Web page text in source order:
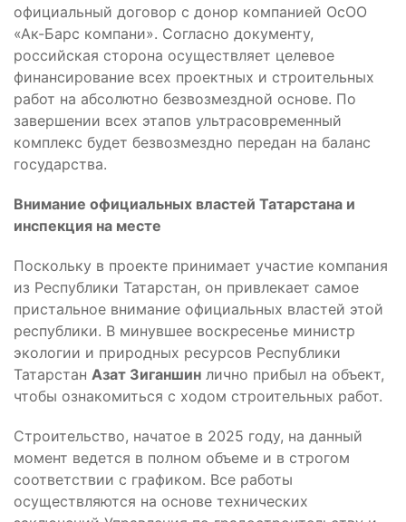
официальный договор с донор компанией ОсОО
«Ак-Барс компани». Согласно документу,
российская сторона осуществляет целевое
финансирование всех проектных и строительных
работ на абсолютно безвозмездной основе. По
завершении всех этапов ультрасовременный
комплекс будет безвозмездно передан на баланс
государства.
Внимание официальных властей Татарстана и
инспекция на месте
Поскольку в проекте принимает участие компания
из Республики Татарстан, он привлекает самое
пристальное внимание официальных властей этой
республики. В минувшее воскресенье министр
экологии и природных ресурсов Республики
Татарстан Азат Зиганшин лично прибыл на объект,
чтобы ознакомиться с ходом строительных работ.
Строительство, начатое в 2025 году, на данный
момент ведется в полном объеме и в строгом
соответствии с графиком. Все работы
осуществляются на основе технических